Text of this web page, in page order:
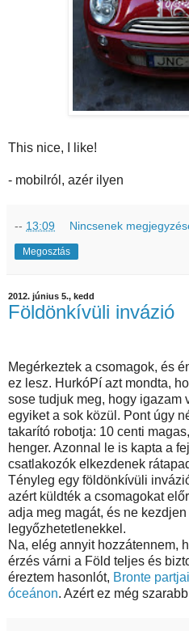
This nice, I like!
- mobilról, azér ilyen
-- 13:09 Nincsenek
Megosztás
2012. június 5., kedd
Földönkívüli invázió
Megérkeztek a csomagok, és
ez lesz. HurkóPí azt mondta,
sose tudjuk meg, hogy igazam
egyiket a sok közül. Pont úgy
takarító robotja: 10 centi
henger. Azonnal le is kapta a
csatlakozók elkezdenek
Tényleg egy földönkívüli
azért küldték a csomagokat
adja meg magát, és ne
legyőzhetetlenekkel.
Na, elég annyit hozzátennem,
érzés várni a Föld teljes és
éreztem hasonlót, Bronte
óceánon. Azért ez még